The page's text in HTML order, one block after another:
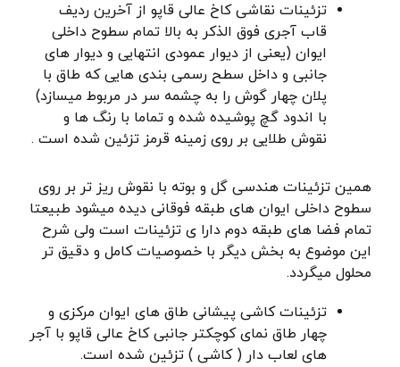
تزئینات نقاشی کاخ عالی قاپو از آخرین ردیف
قاب آجری فوق الذکر به بالا تمام سطوح داخلی
ایوان (یعنی از دیوار عمودی انتهایی و دیوار های
جانبی و داخل سطح رسمی بندی هایی که طاق با
پلان چهار گوش را به چشمه سر در مربوط میسازد)
با اندود گچ پوشیده شده و تماما با رنگ ها و
نقوش طلایی بر روی زمینه قرمز تزئین شده است .
همین تزئینات هندسی گل و بوته با نقوش ریز تر بر روی
سطوح داخلی ایوان های طبقه فوقانی دیده میشود طبیعتا
تمام فضا های طبقه دوم دارا ی تزئینات است ولی شرح
این موضوع به بخش دیگر با خصوصیات کامل و دقیق تر
محلول میگردد.
تزئینات کاشی پیشانی طاق های ایوان مرکزی و
چهار طاق نمای کوچکتر جانبی کاخ عالی قاپو با آجر
های لعاب دار ( کاشی ) تزئین شده است.